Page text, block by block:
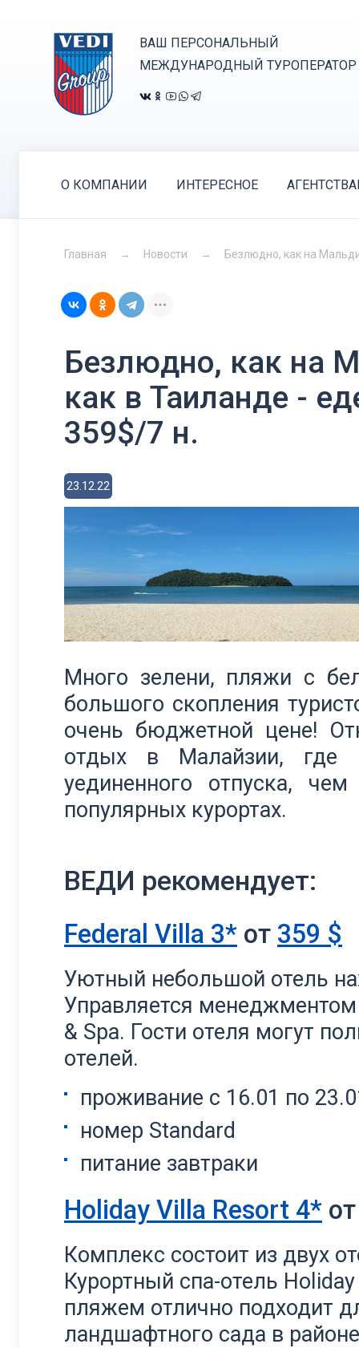
ВАШ ПЕРСОНАЛЬНЫЙ
МЕЖДУНАРОДНЫЙ ТУРОПЕРАТОР
О КОМПАНИИ ИНТЕРЕСНОЕ
Главная Новости Безлюдно, как на
Безлюдно, как на
как в Таиланде -
359$/7 н.
23.12.22
Много зелени, пляжи с
большого скопления
очень бюджетной цене!
отдых в Малайзии, где
уединенного отпуска,
популярных курортах.
ВЕДИ рекомендует:
Federal Villa 3* от 359 $
Уютный небольшой отель
Управляется
& Spa. Гости отеля могут
отелей.
проживание с 16.01 по
номер Standard
питание завтраки
Holiday Villa Resort 4*
Комплекс состоит из двух
Курортный спа-отель
пляжем отлично подходит
ландшафтного сада в